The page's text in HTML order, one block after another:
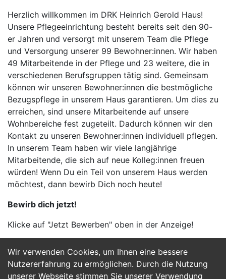
Wir verwenden Cookies, um Ihnen eine bessere
Nutzererfahrung zu ermöglichen. Durch die Nutzung
unserer Webseite stimmen Sie unserer Verwendung
Herzlich willkommen im DRK Heinrich Gerold Haus!
Unsere Pflegeeinrichtung besteht bereits seit den 90-
er Jahren und versorgt mit unserem Team die Pflege
und Versorgung unserer 99 Bewohner:innen. Wir haben
49 Mitarbeitende in der Pflege und 23 weitere, die in
verschiedenen Berufsgruppen tätig sind. Gemeinsam
können wir unseren Bewohner:innen die bestmögliche
Bezugspflege in unserem Haus garantieren. Um dies zu
erreichen, sind unsere Mitarbeitende auf unsere
Wohnbereiche fest zugeteilt. Dadurch können wir den
Kontakt zu unseren Bewohner:innen individuell pflegen.
In unserem Team haben wir viele langjährige
Mitarbeitende, die sich auf neue Kolleg:innen freuen
würden! Wenn Du ein Teil von unserem Haus werden
möchtest, dann bewirb Dich noch heute!
Bewirb dich jetzt!
Klicke auf "Jetzt Bewerben" oben in der Anzeige!
Jetzt Bewerben